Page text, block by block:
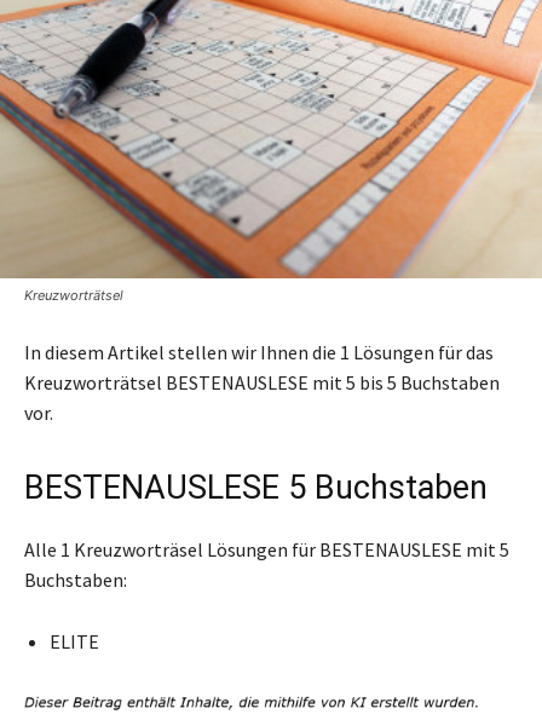
Kreuzworträtsel
In diesem Artikel stellen wir Ihnen die 1 Lösungen für das
Kreuzworträtsel BESTENAUSLESE mit 5 bis 5 Buchstaben
vor.
BESTENAUSLESE 5 Buchstaben
Alle 1 Kreuzworträsel Lösungen für BESTENAUSLESE mit 5
Buchstaben:
ELITE